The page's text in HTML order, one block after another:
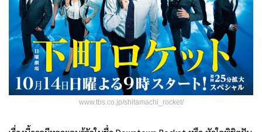
www.tbs.co.jp/shitamachi_rocket/